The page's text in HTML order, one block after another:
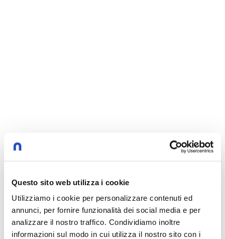
Questo sito web utilizza i cookie
Utilizziamo i cookie per personalizzare contenuti ed
annunci, per fornire funzionalità dei social media e per
analizzare il nostro traffico. Condividiamo inoltre
informazioni sul modo in cui utilizza il nostro sito con i
Fabio Larovere